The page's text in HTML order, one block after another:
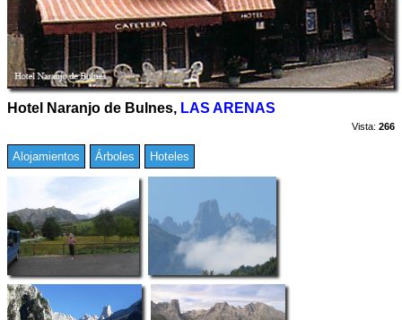
Hotel Naranjo de Bulnes, LAS ARENAS
Vista: 266
Alojamientos Árboles Hoteles